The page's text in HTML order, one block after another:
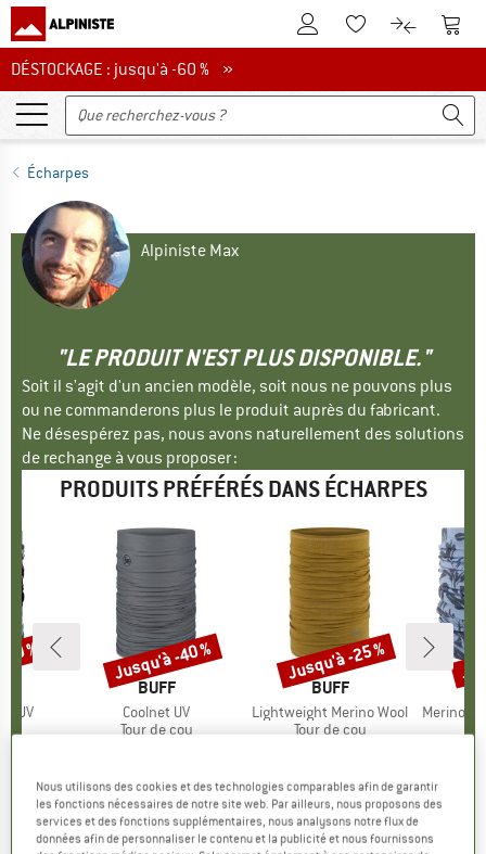
Vers le compte client
Vers la liste
Vers le
DÉSTOCKAGE : jusqu'à -60 %
DÉSTOCKAGE : jusqu'à -60 % »
Écharpes
Alpiniste Max
"LE PRODUIT N'EST PLUS DISPONIBLE."
Soit il s'agit d'un ancien modèle, soit nous ne pouvons plus
ou ne commanderons plus le produit auprès du fabricant.
Ne désespérez pas, nous avons naturellement des solutions
de rechange à vous proposer :
PRODUITS PRÉFÉRÉS DANS ÉCHARPES
UV
3
)
%
MARQUE
BUFF
Article
Coolnet UV
Product group
Tour de cou
+6
4,7(11)
Remise
Jusqu'à -40 %
MARQUE
BUFF
Article
Lightweight Merino Wool
Product group
Tour de cou
+14
4,8 (107)
Remise
Jusqu'à -25 %
Article
Merino150
Nous utilisons des cookies et des technologies comparables afin de garantir
les fonctions nécessaires de notre site web. Par ailleurs, nous proposons des
services et des fonctions supplémentaires, nous analysons notre flux de
données afin de personnaliser le contenu et la publicité et nous fournissons